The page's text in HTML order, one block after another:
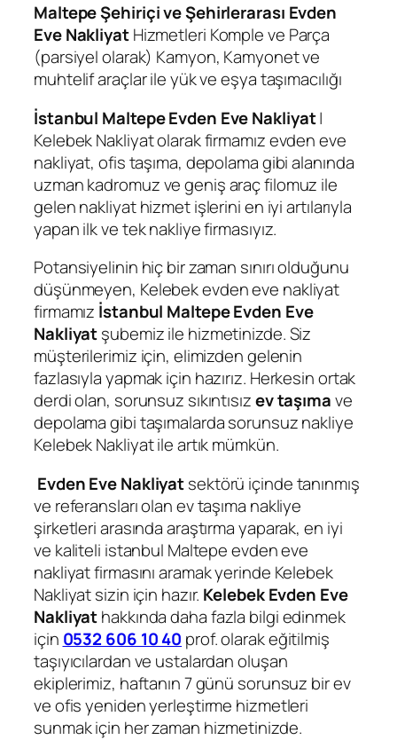
Maltepe Şehiriçi ve Şehirlerarası Evden
Eve NakliyatHizmetleri Komple ve Parça
(parsiyel olarak) Kamyon, Kamyonet ve
muhtelif araçlar ile yük ve eşya taşımacılığı
İstanbul Maltepe Evden Eve Nakliyat|
Kelebek Nakliyat olarak firmamız evden eve
nakliyat, ofis taşıma, depolama gibi alanında
uzman kadromuz ve geniş araç filomuz ile
gelen nakliyat hizmet işlerini en iyi artılarıyla
yapan ilk ve tek nakliye firmasıyız.
Potansiyelinin hiç bir zaman sınırı olduğunu
düşünmeyen, Kelebek evden eve nakliyat
firmamız İstanbul Maltepe Evden Eve
Nakliyatşubemiz ile hizmetinizde. Siz
müşterilerimiz için, elimizden gelenin
fazlasıyla yapmak için hazırız. Herkesin ortak
derdi olan, sorunsuz sıkıntısızev taşımave
depolama gibi taşımalarda sorunsuz nakliye
Kelebek Nakliyat ile artık mümkün.
Evden Eve Nakliyatsektörü içinde tanınmış
ve referansları olan ev taşıma nakliye
şirketleri arasında araştırma yaparak, en iyi
ve kaliteli istanbul Maltepe evden eve
nakliyat firmasını aramak yerinde Kelebek
Nakliyat sizin için hazır. Kelebek Evden Eve
Nakliyathakkında daha fazla bilgi edinmek
için 0532 606 10 40 prof. olarak eğitilmiş
taşıyıcılardan ve ustalardan oluşan
ekiplerimiz, haftanın 7 günü sorunsuz bir ev
ve ofis yeniden yerleştirme hizmetleri
sunmak için her zaman hizmetinizde.